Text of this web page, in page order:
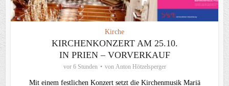
Kirche
KIRCHENKONZERT AM 25.10.
IN PRIEN – VORVERKAUF
vor 6 Stunden von Anton Hötzelsperger
Mit einem festlichen Konzert setzt die Kirchenmusik Mariä